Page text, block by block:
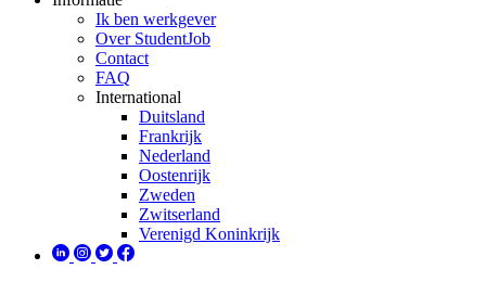
Ik ben werkgever
Over StudentJob
Contact
FAQ
International
Duitsland
Frankrijk
Nederland
Oostenrijk
Zweden
Zwitserland
Verenigd Koninkrijk